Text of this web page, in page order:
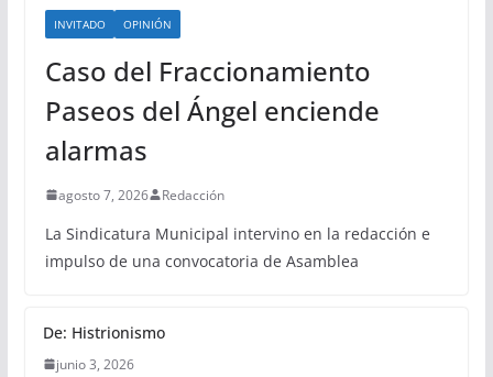
INVITADO OPINIÓN
Caso del Fraccionamiento
Paseos del Ángel enciende
alarmas
agosto 7, 2026 Redacción
La Sindicatura Municipal intervino en la redacción e
impulso de una convocatoria de Asamblea
De: Histrionismo
junio 3, 2026